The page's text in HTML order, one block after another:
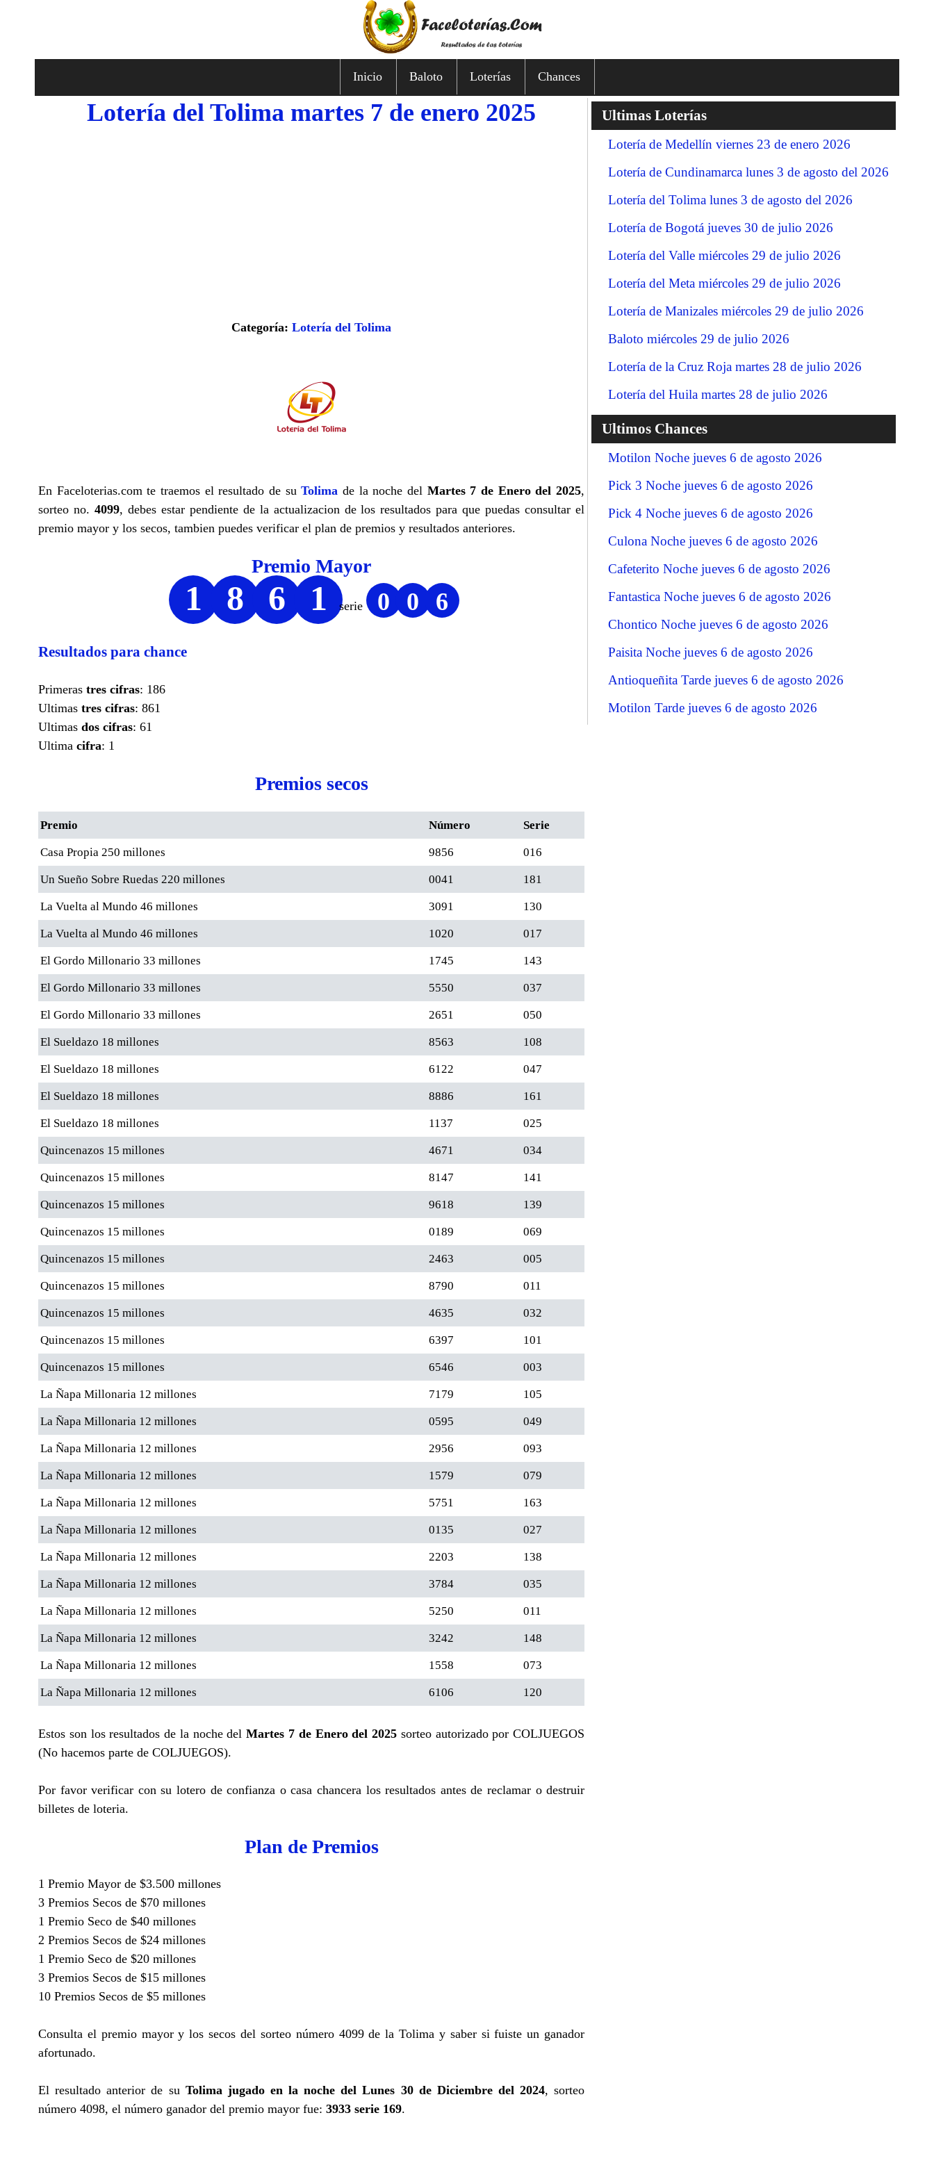
Inicio Baloto Loterías Chances
Lotería del Tolima martes 7 de enero 2025
Categoría:Lotería del Tolima
En Faceloterias.com te traemos el resultado de suTolima de la noche del Martes 7 de Enero del 2025,
sorteo no. 4099, debes estar pendiente de la actualizacion de los resultados para que puedas consultar el
premio mayor y los secos, tambien puedes verificar el plan de premios y resultados anteriores.
Premio Mayor
1 8 6 1 serie 0 0 6
Resultados para chance
Primeras tres cifras: 186
Ultimas tres cifras: 861
Ultimas dos cifras: 61
Ultima cifra: 1
Premios secos
Premio Número Serie
Casa Propia 250 millones 9856 016
Un Sueño Sobre Ruedas 220 millones 0041 181
La Vuelta al Mundo 46 millones 3091 130
La Vuelta al Mundo 46 millones 1020 017
El Gordo Millonario 33 millones 1745 143
El Gordo Millonario 33 millones 5550 037
El Gordo Millonario 33 millones 2651 050
El Sueldazo 18 millones 8563 108
El Sueldazo 18 millones 6122 047
El Sueldazo 18 millones 8886 161
El Sueldazo 18 millones 1137 025
Quincenazos 15 millones 4671 034
Quincenazos 15 millones 8147 141
Quincenazos 15 millones 9618 139
Quincenazos 15 millones 0189 069
Quincenazos 15 millones 2463 005
Quincenazos 15 millones 8790 011
Quincenazos 15 millones 4635 032
Quincenazos 15 millones 6397 101
Quincenazos 15 millones 6546 003
La Ñapa Millonaria 12 millones 7179 105
La Ñapa Millonaria 12 millones 0595 049
La Ñapa Millonaria 12 millones 2956 093
La Ñapa Millonaria 12 millones 1579 079
La Ñapa Millonaria 12 millones 5751 163
La Ñapa Millonaria 12 millones 0135 027
La Ñapa Millonaria 12 millones 2203 138
La Ñapa Millonaria 12 millones 3784 035
La Ñapa Millonaria 12 millones 5250 011
La Ñapa Millonaria 12 millones 3242 148
La Ñapa Millonaria 12 millones 1558 073
La Ñapa Millonaria 12 millones 6106 120
Estos son los resultados de la noche delMartes 7 de Enero del 2025 sorteo autorizado por COLJUEGOS
(No hacemos parte de COLJUEGOS).
Por favor verificar con su lotero de confianza o casa chancera los resultados antes de reclamar o destruir
billetes de loteria.
Plan de Premios
1 Premio Mayor de $3.500 millones
3 Premios Secos de $70 millones
1 Premio Seco de $40 millones
2 Premios Secos de $24 millones
1 Premio Seco de $20 millones
3 Premios Secos de $15 millones
10 Premios Secos de $5 millones
Consulta el premio mayor y los secos del sorteo número 4099 de la Tolima y saber si fuiste un ganador
afortunado.
El resultado anterior de su Tolima jugado en la noche del Lunes 30 de Diciembre del 2024, sorteo
número 4098, el número ganador del premio mayor fue: 3933 serie 169.
Ultimas Loterías
Lotería de Medellín viernes 23 de enero 2026
Lotería de Cundinamarca lunes 3 de agosto del 2026
Lotería del Tolima lunes 3 de agosto del 2026
Lotería de Bogotá jueves 30 de julio 2026
Lotería del Valle miércoles 29 de julio 2026
Lotería del Meta miércoles 29 de julio 2026
Lotería de Manizales miércoles 29 de julio 2026
Baloto miércoles 29 de julio 2026
Lotería de la Cruz Roja martes 28 de julio 2026
Lotería del Huila martes 28 de julio 2026
Ultimos Chances
Motilon Noche jueves 6 de agosto 2026
Pick 3 Noche jueves 6 de agosto 2026
Pick 4 Noche jueves 6 de agosto 2026
Culona Noche jueves 6 de agosto 2026
Cafeterito Noche jueves 6 de agosto 2026
Fantastica Noche jueves 6 de agosto 2026
Chontico Noche jueves 6 de agosto 2026
Paisita Noche jueves 6 de agosto 2026
Antioqueñita Tarde jueves 6 de agosto 2026
Motilon Tarde jueves 6 de agosto 2026